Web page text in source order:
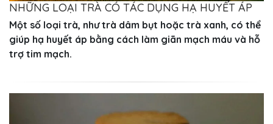
NHỮNG LOẠI TRÀ CÓ TÁC DỤNG HẠ HUYẾT ÁP
Một số loại trà, như trà dâm bụt hoặc trà xanh, có thể
giúp hạ huyết áp bằng cách làm giãn mạch máu và hỗ
trợ tim mạch.